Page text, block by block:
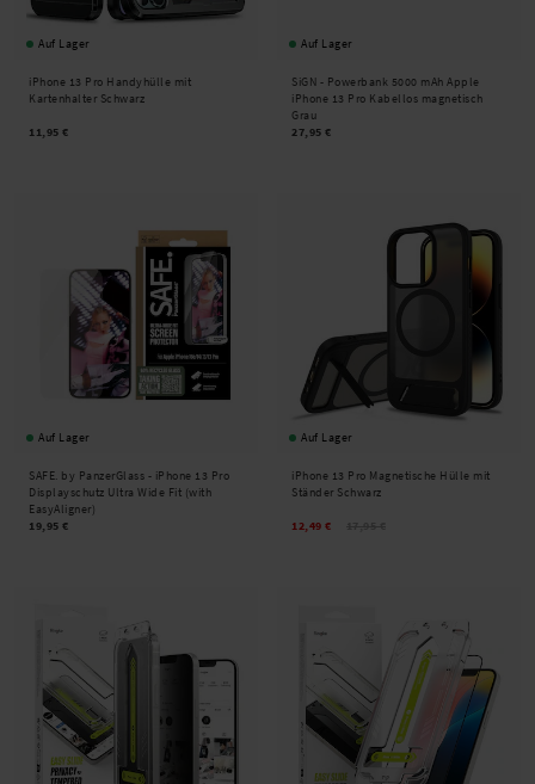
Auf Lager
iPhone 13 Pro Handyhülle mit
Kartenhalter Schwarz
11,95 €
Auf Lager
SiGN - Powerbank 5000 mAh Apple
iPhone 13 Pro Kabellos magnetisch
Grau
27,95 €
Auf Lager
SAFE. by PanzerGlass - iPhone 13 Pro
Displayschutz Ultra Wide Fit (with
EasyAligner)
19,95 €
Auf Lager
iPhone 13 Pro Magnetische Hülle mit
Ständer Schwarz
12,49 €